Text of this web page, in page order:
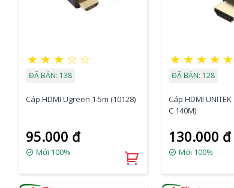
★ ★ ★ ☆ ☆
ĐÃ BÁN: 138
Cáp HDMI Ugreen 1.5m (10128)
95.000 đ
Mới 100%
★ ★ ★ ★ ★
ĐÃ BÁN: 128
Cáp HDMI UNITEK
C 140M)
130.000 đ
Mới 100%